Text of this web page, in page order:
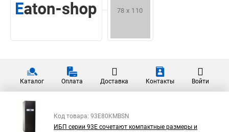
Каталог Оплата Доставка Контакты Войти
Код товара: 93E80KMBSN
ИБП серии 93Е сочетают компактные размеры и